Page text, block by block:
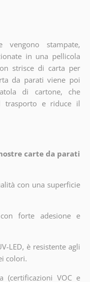
stampate,
in una pellicola
strisce di carta per
da parati viene poi
di cartone, che
trasporto e riduce il
carte da parati
con una superficie
forte adesione e
LED, è resistente agli
colori.
(certificazioni VOC e